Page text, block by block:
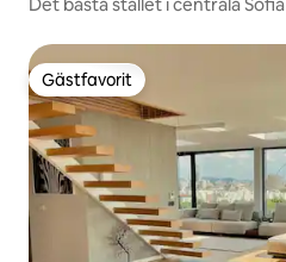
Gästfavorit
Gästfavorit